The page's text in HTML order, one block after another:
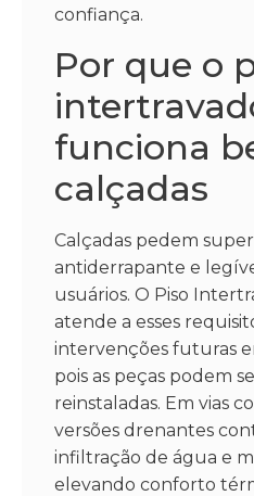
confiança.
Por que o
funciona
calçadas
Calçadas pedem
antiderrapante e
usuários. O Piso
atende a esses
intervenções futuras
pois as peças podem
reinstaladas. Em vias
versões drenantes
infiltração de água e
elevando conforto